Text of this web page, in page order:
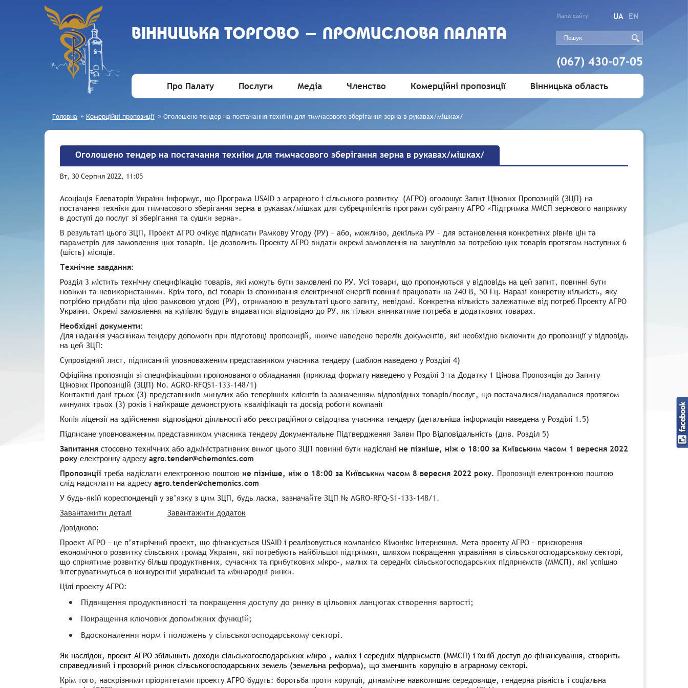
ВIННИЦЬКА ТОРГОВО - ПРОМИСЛОВА ПАЛАТА
Мапа сайту UA EN
(067) 430-07-05
Про Палату Послуги Медіа Членство Комерційні пропозиції Вінницька область
Головна » Комерційні пропозиції » Оголошено тендер на постачання техніки для тимчасового зберігання зерна в рукавах/мішках/
Оголошено тендер на постачання техніки для тимчасового зберігання зерна в рукавах/мішках/
Вт, 30 Серпня 2022, 11:05
Асоціація Елеваторів України інформує, що Програма USAID з аграрного і сільського розвитку (АГРО) оголошує Запит Цінових Пропозицій (ЗЦП) на
постачання техніки для тимчасового зберігання зерна в рукавах/мішках для субреципієнтів програми субгранту АГРО «Підтримка ММСП зернового напрямку
в доступі до послуг зі зберігання та сушки зерна».
В результаті цього ЗЦП, Проект АГРО очікує підписати Рамкову Угоду (РУ) – або, можливо, декілька РУ – для встановлення конкретних рівнів цін та
параметрів для замовлення цих товарів. Це дозволить Проекту АГРО видати окремі замовлення на закупівлю за потребою цих товарів протягом наступних 6
(шість) місяців.
Технічне завдання:
Розділ 3 містить технічну специфікацію товарів, які можуть бути замовлені по РУ. Усі товари, що пропонуються у відповідь на цей запит, повинні бути
новими та невикористаними. Крім того, всі товари із споживання електричної енергії повинні працювати на 240 В, 50 Гц. Наразі конкретну кількість, яку
потрібно придбати під цією рамковою угдою (РУ), отриманою в результаті цього запиту, невідомі. Конкретна кількість залежатиме від потреб Проекту АГРО
України. Окремі замовлення на купівлю будуть видаватися відповідно до РУ, як тільки виникатиме потреба в додаткових товарах.
Необхідні документи:
Для надання учасникам тендеру допомоги при підготовці пропозицій, нижче наведено перелік документів, які необхідно включити до пропозиції у відповідь
на цей ЗЦП:
Супровідний лист, підписаний уповноваженим представником учасника тендеру (шаблон наведено у Розділі 4)
Офіційна пропозиція зі специфікаціями пропонованого обладнання (приклад формату наведено у Розділі 3 та Додатку 1 Цінова Пропозиція до Запиту
Цiнових Пропозицiй (ЗЦП) No. AGRO-RFQS1-133-148/1)
Контактні дані трьох (3) представників минулих або теперішніх клієнтів із зазначенням відповідних товарів/послуг, що постачалися/надавалися протягом
минулих трьох (3) років і найкраще демонструють кваліфікації та досвід роботи компанії
Копія ліцензії на здійснення відповідної діяльності або реєстраційного свідоцтва учасника тендеру (детальніша інформація наведена у Розділі 1.5)
Підписане уповноваженим представником учасника тендеру Документальне Підтвердження Заяви Про Відповідальність (див. Розділ 5)
Запитання стосовно технічних або адміністративних вимог цього ЗЦП повинні бути надіслані не пізніше, ніж о 18:00 за Київським часом 1 вересня 2022
року електронну адресу agro.tender@chemonics.com
Пропозиції треба надіслати електронною поштою не пізніше, ніж о 18:00 за Київським часом 8 вересня 2022 року. Пропозиції електронною поштою
слід надсилати на адресу agro.tender@chemonics.com
У будь-якій кореспонденції у зв’язку з цим ЗЦП, будь ласка, зазначайте ЗЦП № AGRO-RFQ-S1-133-148/1.
Завантажити деталі
Завантажити додаток
Довідково:
Проект АГРО – це п’ятирічний проект, що фінансується USAID і реалізовується компанією Кімонікс Інтернешнл. Мета проекту АГРО – прискорення
економічного розвитку сільських громад України, які потребують найбільшої підтримки, шляхом покращення управління в сільськогосподарському секторі,
що сприятиме розвитку більш продуктивних, сучасних та прибуткових мікро-, малих та середніх сільськогосподарських підприємств (ММСП), які успішно
інтегруватимуться в конкурентні українські та міжнародні ринки.
Цілі проекту AГРО:
Підвищення продуктивності та покращення доступу до ринку в цільових ланцюгах створення вартості;
Покращення ключових допоміжних функцій;
Вдосконалення норм і положень у сільськогосподарському секторі.
Як наслідок, проект AГРО збільшить доходи сільськогосподарських мікро-, малих і середніх підприємств (ММСП) і їхній доступ до фінансування, створить
справедливий і прозорий ринок сільськогосподарських земель (земельна реформа), що зменшить корупцію в аграрному секторі.
Крім того, наскрізними пріоритетами проекту АГРО будуть: боротьба проти корупції, динамічне навколишнє середовище, гендерна рівність і соціальна